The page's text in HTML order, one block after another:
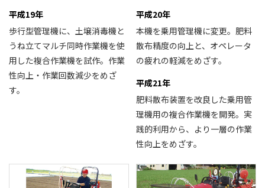
平成19年
歩行型管理機に、土壌消毒機と
うね立てマルチ同時作業機を使
用した複合作業機を試作。作業
性向上・作業回数減少をめざ
す。
平成20年
本機を乗用管理機に変更。肥料
散布精度の向上と、オペレータ
の疲れの軽減をめざす。
平成21年
肥料散布装置を改良した乗用管
理機用の複合作業機を開発。実
践的利用から、より一層の作業
性向上をめざす。